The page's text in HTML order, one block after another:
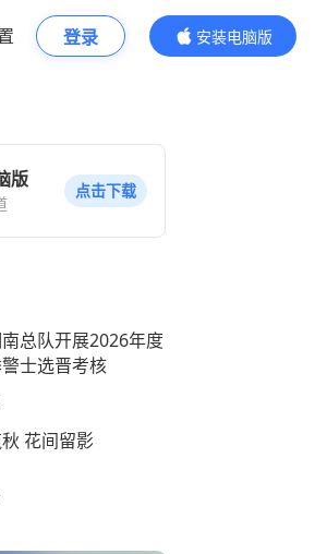
登录
安装电脑版
内容更精彩
版 点击下载
总队开展2026年度
士选晋考核
花间留影